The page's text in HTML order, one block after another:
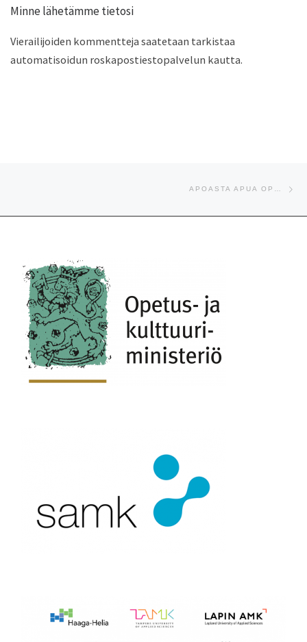
Minne lähetämme tietosi
Vierailijoiden kommentteja saatetaan tarkistaa
automatisoidun roskapostiestopalvelun kautta.
APOASTA APUA OPPIMISEN TUKEMISEEN